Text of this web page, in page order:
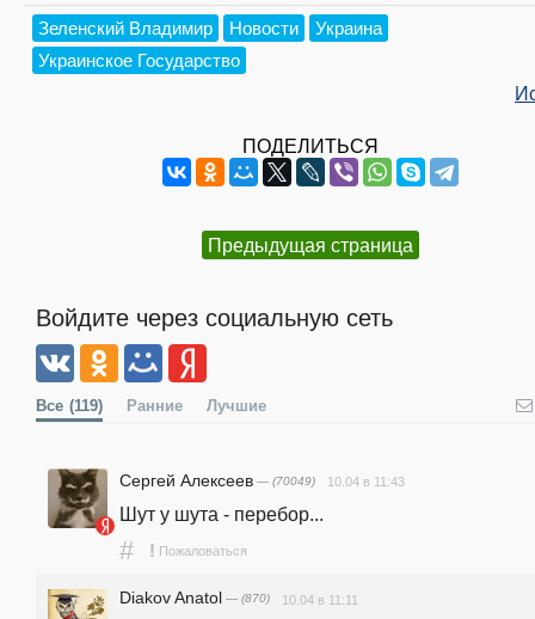
Зеленский Владимир Новости
Украина
Украинское Государство
ПОДЕЛИТЬСЯ
Предыдущая страница
Войдите через социальную сеть
Все (119) Ранние Лучшие
Сергей Алексеев — (70049) 10.04 в 11:43
Шут у шута - перебор...
# ! Пожаловаться
Diakov Anatol — (870) 10.04 в 11:11